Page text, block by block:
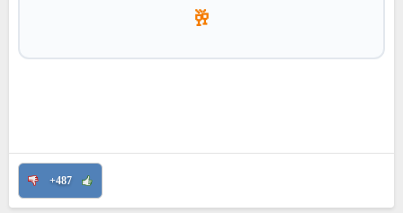
🥂
+487